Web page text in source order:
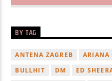
BY TAG
ANTENA ZAGREB ARIANA
BULLHIT
DM ED